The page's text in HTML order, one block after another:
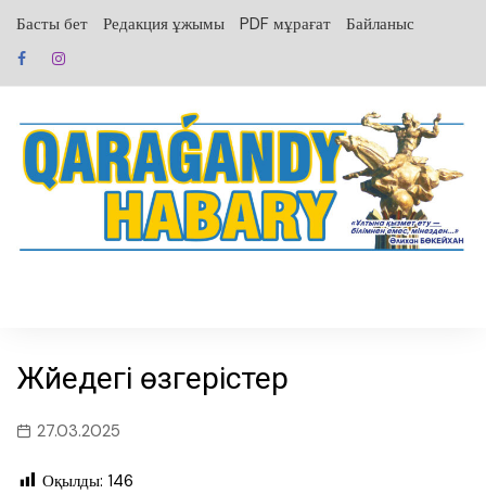
содержанию
Басты бет Редакция ұжымы PDF мұрағат Байланыс
Жүйедегі өзгерістер
27.03.2025
Оқылды: 146